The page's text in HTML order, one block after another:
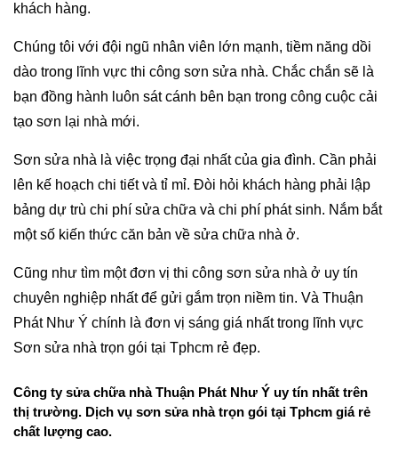
khách hàng.
Chúng tôi với đội ngũ nhân viên lớn mạnh, tiềm năng dồi
dào trong lĩnh vực thi công sơn sửa nhà. Chắc chắn sẽ là
bạn đồng hành luôn sát cánh bên bạn trong công cuộc cải
tạo sơn lại nhà mới.
Sơn sửa nhà là việc trọng đại nhất của gia đình. Cần phải
lên kế hoạch chi tiết và tỉ mỉ. Đòi hỏi khách hàng phải lập
bảng dự trù chi phí sửa chữa và chi phí phát sinh. Nắm bắt
một số kiến thức căn bản về sửa chữa nhà ở.
Cũng như tìm một đơn vị thi công sơn sửa nhà ở uy tín
chuyên nghiệp nhất để gửi gắm trọn niềm tin. Và Thuận
Phát Như Ý chính là đơn vị sáng giá nhất trong lĩnh vực
Sơn sửa nhà trọn gói tại Tphcm rẻ đẹp.
Công ty sửa chữa nhà Thuận Phát Như Ý uy tín nhất trên
thị trường. Dịch vụ sơn sửa nhà trọn gói tại Tphcm giá rẻ
chất lượng cao.